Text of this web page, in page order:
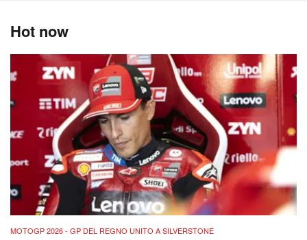
Hot now
MOTOGP 2026 - GP DEL REGNO UNITO A SILVERSTONE